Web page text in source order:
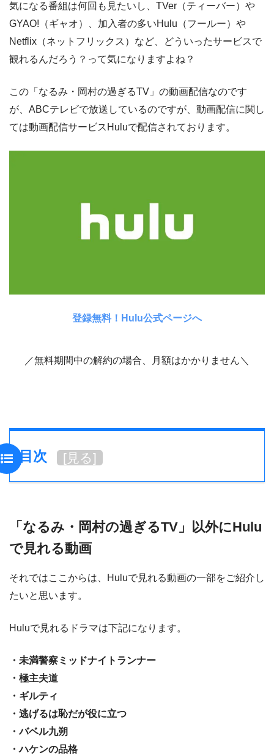
気になる番組は何回も見たいし、TVer（ティーバー）や
GYAO!（ギャオ）、加入者の多いHulu（フールー）や
Netflix（ネットフリックス）など、どういったサービスで
観れるんだろう？って気になりますよね？
この「なるみ・岡村の過ぎるTV」の動画配信なのです
が、ABCテレビで放送しているのですが、動画配信に関し
ては動画配信サービスHuluで配信されております。
登録無料！Hulu公式ページへ
／無料期間中の解約の場合、月額はかかりません＼
目次 [見る]
「なるみ・岡村の過ぎるTV」以外にHulu
で見れる動画
それではここからは、Huluで見れる動画の一部をご紹介し
たいと思います。
Huluで見れるドラマは下記になります。
・未満警察ミッドナイトランナー
・極主夫道
・ギルティ
・逃げるは恥だが役に立つ
・バベル九朔
・ハケンの品格